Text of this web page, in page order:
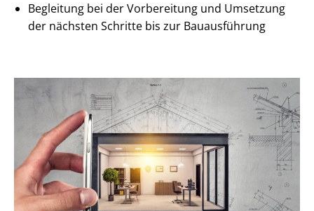
Begleitung bei der Vorbereitung und Umsetzung
der nächsten Schritte bis zur Bauausführung